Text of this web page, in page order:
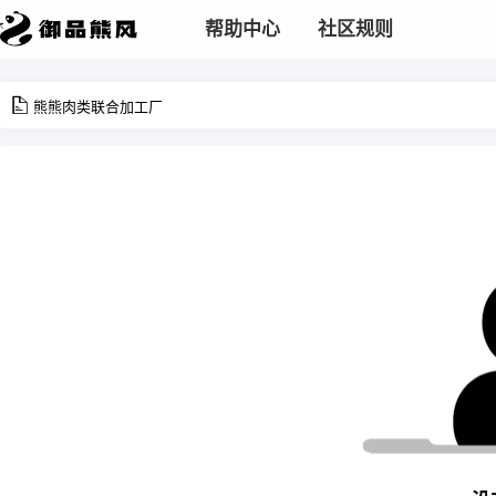
帮助中心 社区规则
熊熊肉类联合加工厂